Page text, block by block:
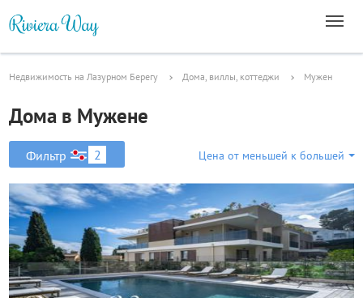
Недвижимость на Лазурном Берегу Дома, виллы, коттеджи Мужен
Дома в Мужене
Фильтр 2 Цена от меньшей к большей